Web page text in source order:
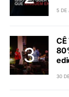
5 DE
CÊ
30